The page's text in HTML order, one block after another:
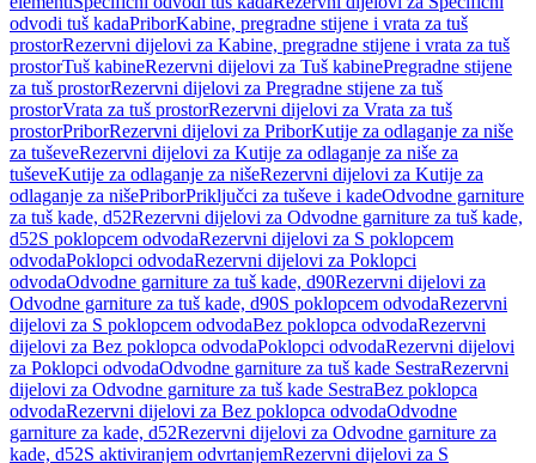
odvodi tuš kadaPriborKabine, pregradne stijene i vrata za tuš
prostorRezervni dijelovi za Kabine, pregradne stijene i vrata za tuš
prostorTuš kabineRezervni dijelovi za Tuš kabinePregradne stijene
za tuš prostorRezervni dijelovi za Pregradne stijene za tuš
prostorVrata za tuš prostorRezervni dijelovi za Vrata za tuš
prostorPriborRezervni dijelovi za PriborKutije za odlaganje za niše
za tuševeRezervni dijelovi za Kutije za odlaganje za niše za
tuševeKutije za odlaganje za nišeRezervni dijelovi za Kutije za
odlaganje za nišePriborPriključci za tuševe i kadeOdvodne garniture
za tuš kade, d52Rezervni dijelovi za Odvodne garniture za tuš kade,
d52S poklopcem odvodaRezervni dijelovi za S poklopcem
odvodaPoklopci odvodaRezervni dijelovi za Poklopci
odvodaOdvodne garniture za tuš kade, d90Rezervni dijelovi za
Odvodne garniture za tuš kade, d90S poklopcem odvodaRezervni
dijelovi za S poklopcem odvodaBez poklopca odvodaRezervni
dijelovi za Bez poklopca odvodaPoklopci odvodaRezervni dijelovi
za Poklopci odvodaOdvodne garniture za tuš kade SestraRezervni
dijelovi za Odvodne garniture za tuš kade SestraBez poklopca
odvodaRezervni dijelovi za Bez poklopca odvodaOdvodne
garniture za kade, d52Rezervni dijelovi za Odvodne garniture za
kade, d52S aktiviranjem odvrtanjemRezervni dijelovi za S